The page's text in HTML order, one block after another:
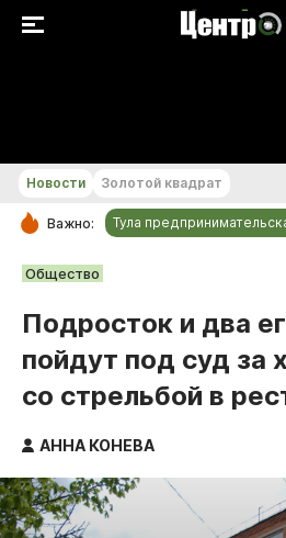
РУБРИКИ
Культура
Происшествия
Спорт
Тульский бренд
Тула
ДоброЦентр
Новости Золотой квадрат
Важно: Тула
Общество
Подросток и два
пойдут под суд за
со стрельбой в
АННА КОНЕВА